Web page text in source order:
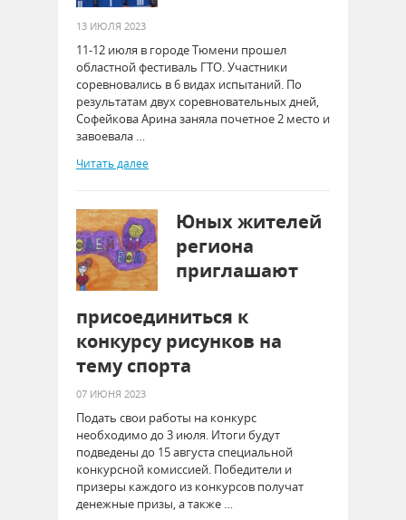
13 ИЮЛЯ 2023
11-12 июля в городе Тюмени прошел
областной фестиваль ГТО. Участники
соревновались в 6 видах испытаний. По
результатам двух соревновательных дней,
Софейкова Арина заняла почетное 2 место и
завоевала …
Читать далее
Юных жителей
региона
приглашают
присоединиться к
конкурсу рисунков на
тему спорта
07 ИЮНЯ 2023
Подать свои работы на конкурс
необходимо до 3 июля. Итоги будут
подведены до 15 августа специальной
конкурсной комиссией. Победители и
призеры каждого из конкурсов получат
денежные призы, а также …